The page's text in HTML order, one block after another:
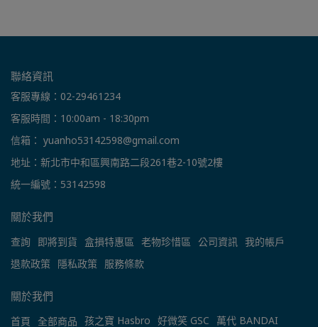
聯絡資訊
客服專線：02-29461234
客服時間：10:00am - 18:30pm
信箱： yuanho53142598@gmail.com
地址：新北市中和區興南路二段261巷2-10號2樓
統一編號：53142598
關於我們
查詢 即將到貨 盒損特惠區 老物珍惜區 公司資訊 我的帳戶
退款政策 隱私政策 服務條款
關於我們
首頁 全部商品 孩之寶 Hasbro 好微笑 GSC 萬代 BANDAI